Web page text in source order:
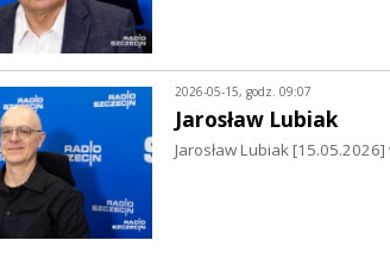
2026-05-15, godz. 09:07
Jarosław Lubiak
Jarosław Lubiak